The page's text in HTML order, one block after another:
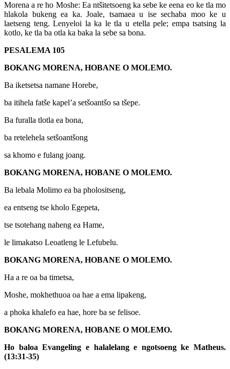
Morena a re ho Moshe: Ea ntšitetsoeng ka sebe ke eena eo ke tla mo
hlakola bukeng ea ka. Joale, tsamaea u ise sechaba moo ke u
laetseng teng. Lenyeloi la ka le tla u etella pele; empa tsatsing la
kotlo, ke tla ba otla ka baka la sebe sa bona.
PESALEMA 105
BOKANG MORENA, HOBANE O MOLEMO.
Ba iketsetsa namane Horebe,
ba itihela fatše kapel’a setšoantšo sa tšepe.
Ba furalla tlotla ea bona,
ba retelehela setšoantšong
sa khomo e fulang joang.
BOKANG MORENA, HOBANE O MOLEMO.
Ba lebala Molimo ea ba pholositseng,
ea entseng tse kholo Egepeta,
tse tsotehang naheng ea Hame,
le limakatso Leoatleng le Lefubelu.
BOKANG MORENA, HOBANE O MOLEMO.
Ha a re oa ba timetsa,
Moshe, mokhethuoa oa hae a ema lipakeng,
a phoka khalefo ea hae, hore ba se felisoe.
BOKANG MORENA, HOBANE O MOLEMO.
Ho baloa Evangeling e halalelang e ngotsoeng ke Matheus.
(13:31-35)